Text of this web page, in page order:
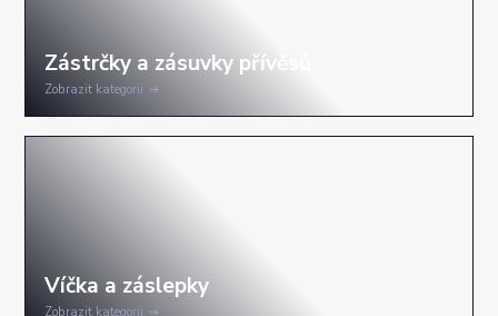
Zobrazit kategorii
Zobrazit kategorii